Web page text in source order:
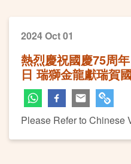
2024 Oct 01
熱烈慶祝國慶75周
日 瑞獅金龍獻瑞賀
Please Refer to Chinese